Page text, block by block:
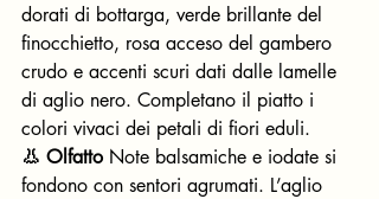
dorati di bottarga, verde brillante del
finocchietto, rosa acceso del gambero
crudo e accenti scuri dati dalle lamelle
di aglio nero. Completano il piatto i
colori vivaci dei petali di fiori eduli.
👃 Olfatto Note balsamiche e iodate si
fondono con sentori agrumati. L’aglio